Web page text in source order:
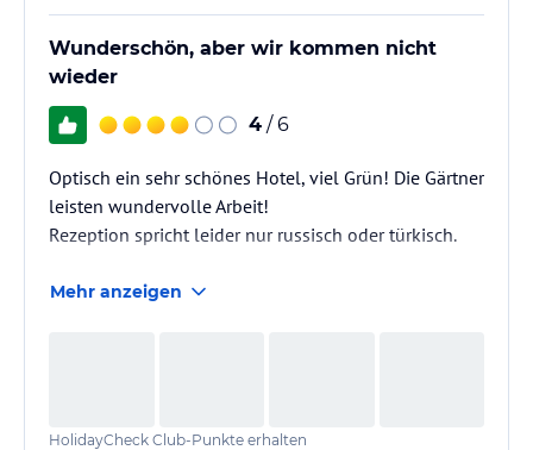
Wunderschön, aber wir kommen nicht
wieder
4 / 6
Optisch ein sehr schönes Hotel, viel Grün! Die Gärtner
leisten wundervolle Arbeit!
Rezeption spricht leider nur russisch oder türkisch.
Mehr anzeigen
HolidayCheck Club-Punkte erhalten